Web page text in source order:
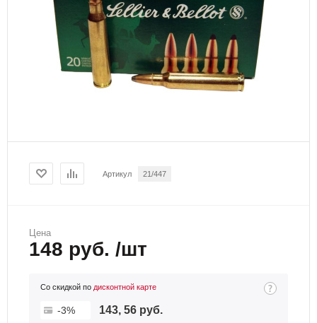
Артикул 21/447
Цена
148 руб. /шт
Со скидкой по дисконтной карте
-3% 143, 56 руб.